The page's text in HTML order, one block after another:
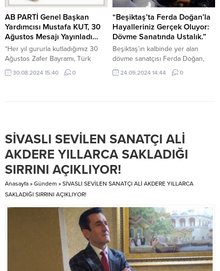
sunan Değerli Hayırsever
Hemşerilerimize teşekkür
ediyorum. Bir ay boyunca, İftar
çadırının ve yemeğin sevk ve
idaresini yürüten Sosyal
Yardımlaşma ve...
olduğu kadının babasına ait yel
değirmenine savaş açar, büyük
bir caba ve mecale...
AB PARTİ Genel Başkan
Yardımcısı Mustafa KUT, 30
Ağustos Mesajı Yayınladı…
“Her yıl gururla kutladığımız 30
Ağustos Zafer Bayramı, Türk
milletinin bağımsızlık ve özgürlük
aşkının simgesi, milli birlik ve
vatanımızın her karış toprağının
savunulacağının destansı bir
kanıtıdır. KUT 30...
30.08.2024 15:40 0
“Beşiktaş’ta Ferda Doğan’la
Hayalleriniz Gerçek Oluyor:
Dövme Sanatında Ustalık.”
Beşiktaş’ın kalbinde yer alan
dövme sanatçısı Ferda Doğan,
hayallerinizi gerçeğe
dönüştürüyor. Kişisel tarzınızı ve
Doğan, detaylı çizimleri ve titiz
işçiliği ile Beşiktaş’ta fark
yaratıyor. Eğer siz de dövme
yaptırmak ve hayalinizdeki
deseni...
24.09.2024 14:44 0
SİVASLI SEVİLEN SANATÇI ALİ
AKDERE YILLARCA SAKLADIĞI
SIRRINI AÇIKLIYOR!
Anasayfa » Gündem » SİVASLI SEVİLEN SANATÇI ALİ AKDERE YILLARCA
SAKLADIĞI SIRRINI AÇIKLIYOR!